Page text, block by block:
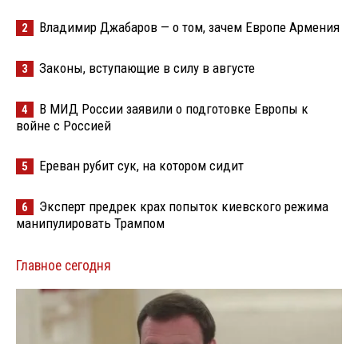
2 Владимир Джабаров — о том, зачем Европе Армения
3 Законы, вступающие в силу в августе
4
В МИД России заявили о подготовке Европы к
войне с Россией
5 Ереван рубит сук, на котором сидит
6
Эксперт предрек крах попыток киевского режима
манипулировать Трампом
Главное сегодня